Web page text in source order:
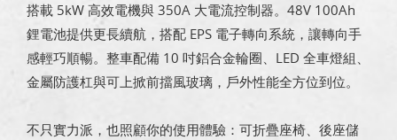
搭載 5kW 高效電機與 350A 大電流控制器。48V 100Ah
鋰電池提供更長續航，搭配 EPS 電子轉向系統，讓轉向手
感輕巧順暢。整車配備 10 吋鋁合金輪圈、LED 全車燈組、
金屬防護杠與可上掀前擋風玻璃，戶外性能全方位到位。
不只實力派，也照顧你的使用體驗：可折疊座椅、後座儲